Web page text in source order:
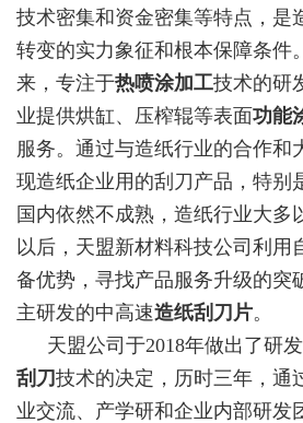
技术密集和资金密集等特点，是
转变的实力象征和根本保障条件。
来，专注于热喷涂加工技术的研
业提供烘缸、压榨辊等表面功能
服务。通过与造纸行业的合作和
现造纸企业用的刮刀产品，特别
国内依然不成熟，造纸行业大多
以后，天盟新材料科技公司利用
备优势，寻找产品服务升级的突
主研发的中高速造纸刮刀片。
天盟公司于2018年做出了研
刮刀技术的决定，历时三年，通
业交流、产学研和企业内部研发